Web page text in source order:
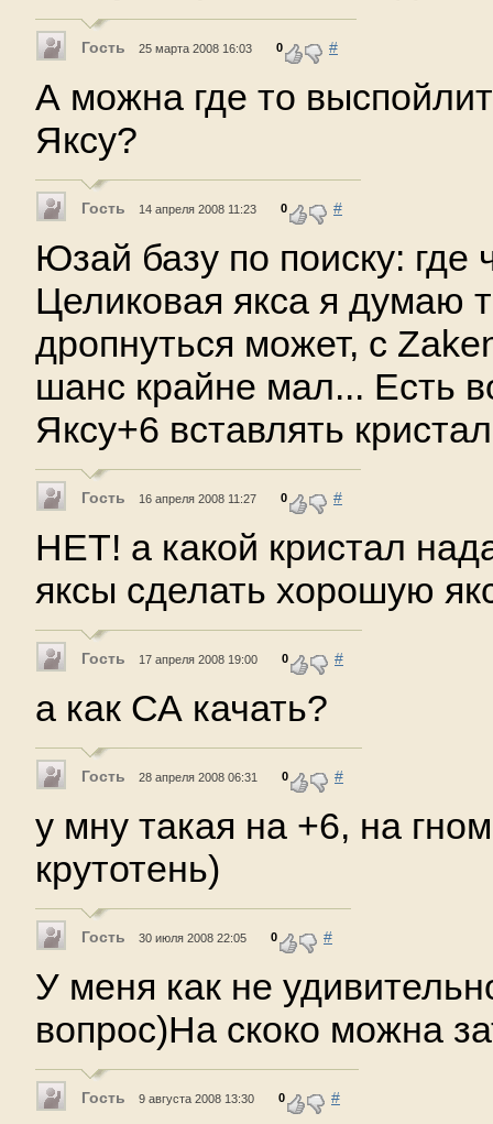
Гость 25 марта 2008 16:03 0 #
А можна где то
Яксу?
Гость 14 апреля 2008 11:23 0 #
Юзай базу по поиску: где
Целиковая якса я думаю
дропнуться может, с
шанс крайне мал... Есть
Яксу+6 вставлять
Гость 16 апреля 2008 11:27 0 #
НЕТ! а какой кристал
яксы сделать хорошую
Гость 17 апреля 2008 19:00 0 #
а как СА качать?
Гость 28 апреля 2008 06:31 0 #
у мну такая на +6, на
крутотень)
Гость 30 июля 2008 22:05 0 #
У меня как не
вопрос)На скоко можна
Гость 9 августа 2008 13:30 0 #